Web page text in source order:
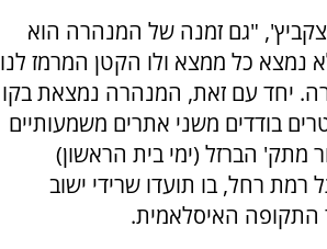
"גם זמנה של המנהרה הוא
נמצא כל ממצא ולו הקטן המרמז לנו
יחד עם זאת, המנהרה נמצאת בקו
בודדים משני אתרים משמעותיים
מתק' הברזל (ימי בית הראשון)
רמת רחל, בו תועדו שרידי ישוב
התקופה האיסלאמית.